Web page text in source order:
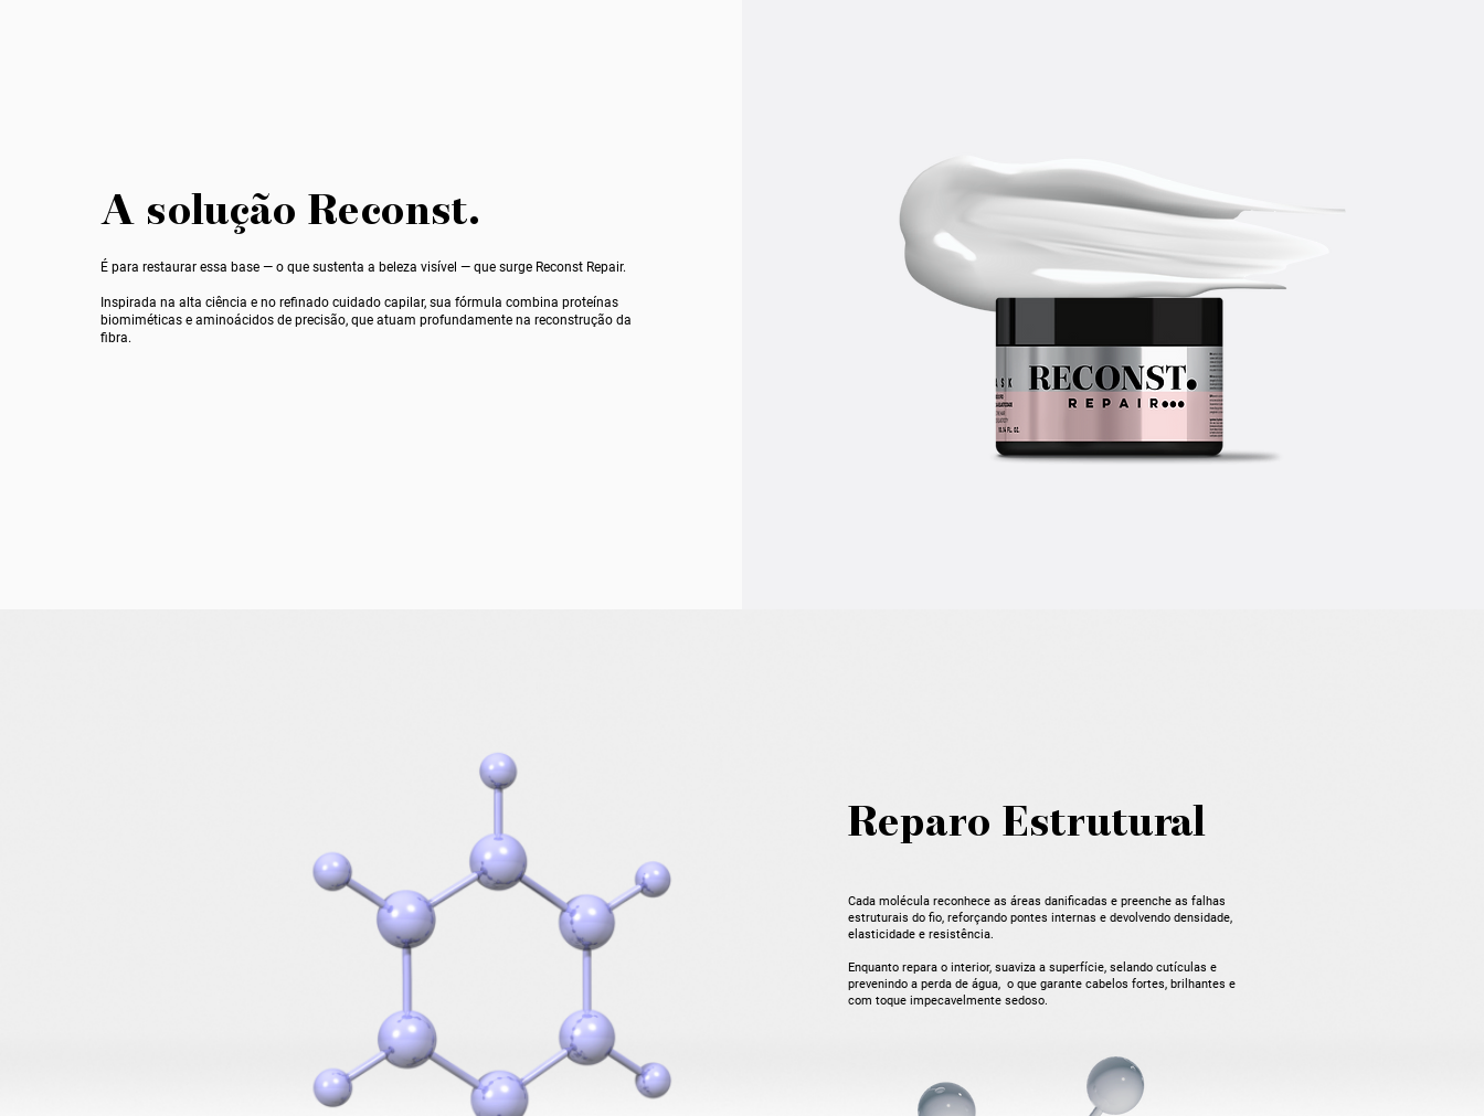
A solução Reconst.
É para restaurar essa base — o que sustenta a beleza visível — que surge Reconst Repair.
Inspirada na alta ciência e no refinado cuidado capilar, sua fórmula combina proteínas
biomiméticas e aminoácidos de precisão, que atuam profundamente na reconstrução da
fibra.
Reparo Estrutural
Cada molécula reconhece as áreas danificadas e preenche as falhas
estruturais do fio, reforçando pontes internas e devolvendo densidade,
elasticidade e resistência.
Enquanto repara o interior, suaviza a superfície, selando cutículas e
prevenindo a perda de água, o que garante cabelos fortes, brilhantes e
com toque impecavelmente sedoso.